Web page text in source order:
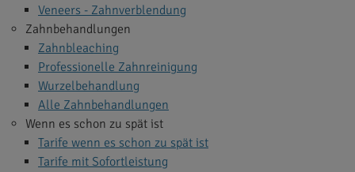
Veneers - Zahnverblendung
Zahnbehandlungen
Zahnbleaching
Professionelle Zahnreinigung
Wurzelbehandlung
Alle Zahnbehandlungen
Wenn es schon zu spät ist
Tarife wenn es schon zu spät ist
Tarife mit Sofortleistung